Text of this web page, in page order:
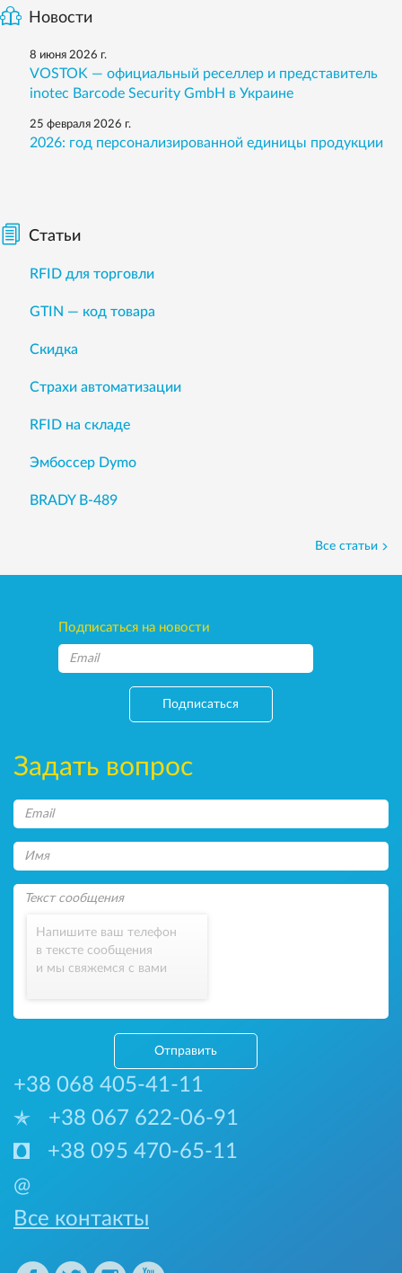
Новости
8 июня 2026 г.
VOSTOK — официальный реселлер и представитель
inotec Barcode Security GmbH в Украине
25 февраля 2026 г.
2026: год персонализированной единицы продукции
Статьи
RFID для торговли
GTIN — код товара
Скидка
Страхи автоматизации
RFID на складе
Эмбоссер Dymo
BRADY B-489
Все статьи
Подписаться на новости
Подписаться
Задать вопрос
Напишите ваш телефон
в тексте сообщения
и мы свяжемся с вами
Отправить
+38 068 405-41-11
+38 067 622-06-91
+38 095 470-65-11
@
Все контакты